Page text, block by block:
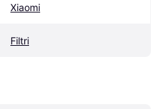
Xiaomi
Filtri